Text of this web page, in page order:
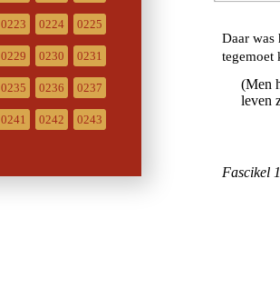
0223 0224 0225
0229 0230 0231
0235 0236 0237
0241 0242 0243